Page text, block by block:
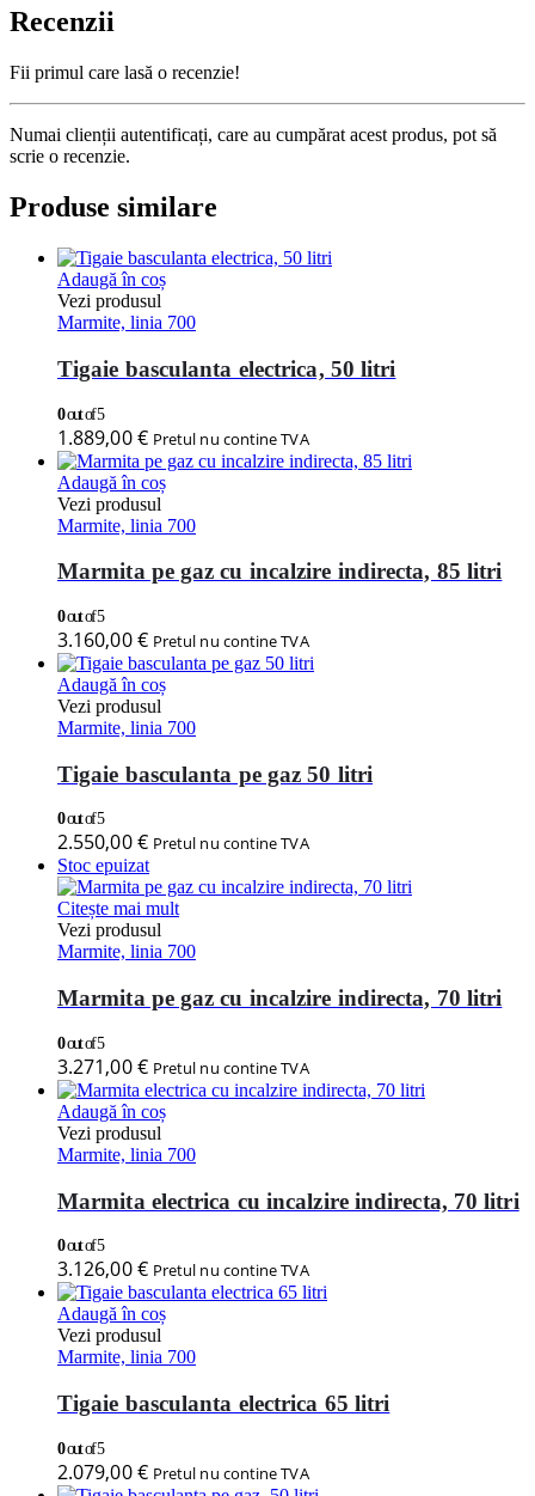
Recenzii
Fii primul care lasă o recenzie!
Numai clienții autentificați, care au cumpărat acest produs, pot să
scrie o recenzie.
Produse similare
Adaugă în coș
Vezi produsul
Marmite, linia 700
Tigaie basculanta electrica, 50 litri
0out of 5
1.889,00€ Pretul nu contine TVA
Adaugă în coș
Vezi produsul
Marmite, linia 700
Marmita pe gaz cu incalzire indirecta, 85 litri
0out of 5
3.160,00€ Pretul nu contine TVA
Adaugă în coș
Vezi produsul
Marmite, linia 700
Tigaie basculanta pe gaz 50 litri
0out of 5
2.550,00€ Pretul nu contine TVA
Stoc epuizat
Citește mai mult
Vezi produsul
Marmite, linia 700
Marmita pe gaz cu incalzire indirecta, 70 litri
0out of 5
3.271,00€ Pretul nu contine TVA
Adaugă în coș
Vezi produsul
Marmite, linia 700
Marmita electrica cu incalzire indirecta, 70 litri
0out of 5
3.126,00€ Pretul nu contine TVA
Adaugă în coș
Vezi produsul
Marmite, linia 700
Tigaie basculanta electrica 65 litri
0out of 5
2.079,00€ Pretul nu contine TVA